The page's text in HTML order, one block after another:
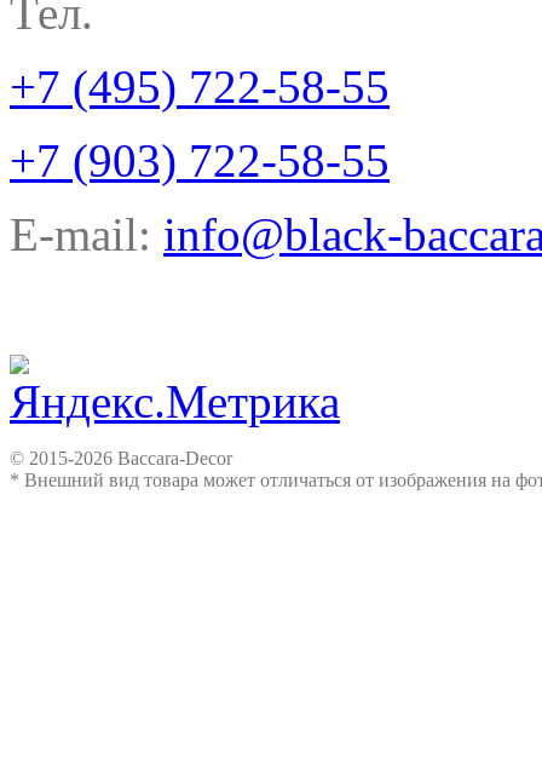
Тел.
+7 (495) 722-58-55
+7 (903) 722-58-55
E-mail: info@black-
© 2015-2026 Baccara-Decor
* Внешний вид товара может отличаться от изображения на